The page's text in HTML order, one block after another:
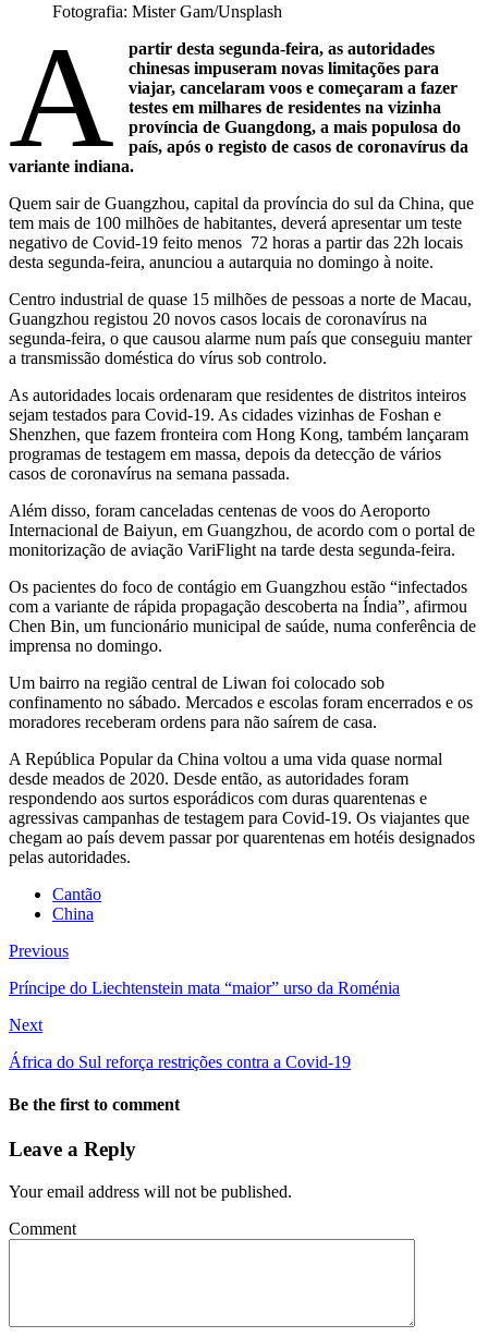
Fotografia: Mister Gam/Unsplash
A
partir desta segunda-feira, as autoridades
chinesas impuseram novas limitações para
viajar, cancelaram voos e começaram a fazer
testes em milhares de residentes na vizinha
província de Guangdong, a mais populosa do
país, após o registo de casos de coronavírus da
variante indiana.
Quem sair de Guangzhou, capital da província do sul da China, que
tem mais de 100 milhões de habitantes, deverá apresentar um teste
negativo de Covid-19 feito menos 72 horas a partir das 22h locais
desta segunda-feira, anunciou a autarquia no domingo à noite.
Centro industrial de quase 15 milhões de pessoas a norte de Macau,
Guangzhou registou 20 novos casos locais de coronavírus na
segunda-feira, o que causou alarme num país que conseguiu manter
a transmissão doméstica do vírus sob controlo.
As autoridades locais ordenaram que residentes de distritos inteiros
sejam testados para Covid-19. As cidades vizinhas de Foshan e
Shenzhen, que fazem fronteira com Hong Kong, também lançaram
programas de testagem em massa, depois da detecção de vários
casos de coronavírus na semana passada.
Além disso, foram canceladas centenas de voos do Aeroporto
Internacional de Baiyun, em Guangzhou, de acordo com o portal de
monitorização de aviação VariFlight na tarde desta segunda-feira.
Os pacientes do foco de contágio em Guangzhou estão “infectados
com a variante de rápida propagação descoberta na Índia”, afirmou
Chen Bin, um funcionário municipal de saúde, numa conferência de
imprensa no domingo.
Um bairro na região central de Liwan foi colocado sob
confinamento no sábado. Mercados e escolas foram encerrados e os
moradores receberam ordens para não saírem de casa.
A República Popular da China voltou a uma vida quase normal
desde meados de 2020. Desde então, as autoridades foram
respondendo aos surtos esporádicos com duras quarentenas e
agressivas campanhas de testagem para Covid-19. Os viajantes que
chegam ao país devem passar por quarentenas em hotéis designados
pelas autoridades.
Cantão
China
Previous
Príncipe do Liechtenstein mata “maior” urso da Roménia
Next
África do Sul reforça restrições contra a Covid-19
Be the first to comment
Leave a Reply
Your email address will not be published.
Comment